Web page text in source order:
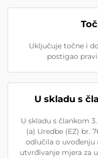
Uključuje točne i
postigao
U skladu s
U skladu s člankom
(a) Uredbe (EZ) br.
odlučila o uvođenju
utvrđivanje mjera za